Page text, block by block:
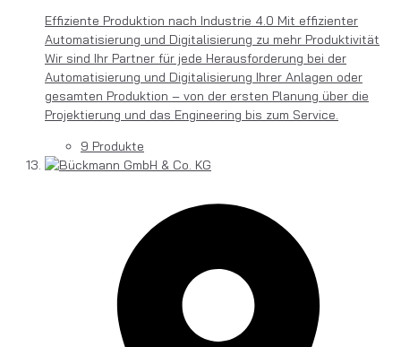
Effiziente Produktion nach Industrie 4.0 Mit effizienter
Automatisierung und Digitalisierung zu mehr Produktivität
Wir sind Ihr Partner für jede Herausforderung bei der
Automatisierung und Digitalisierung Ihrer Anlagen oder
gesamten Produktion – von der ersten Planung über die
Projektierung und das Engineering bis zum Service.
9 Produkte